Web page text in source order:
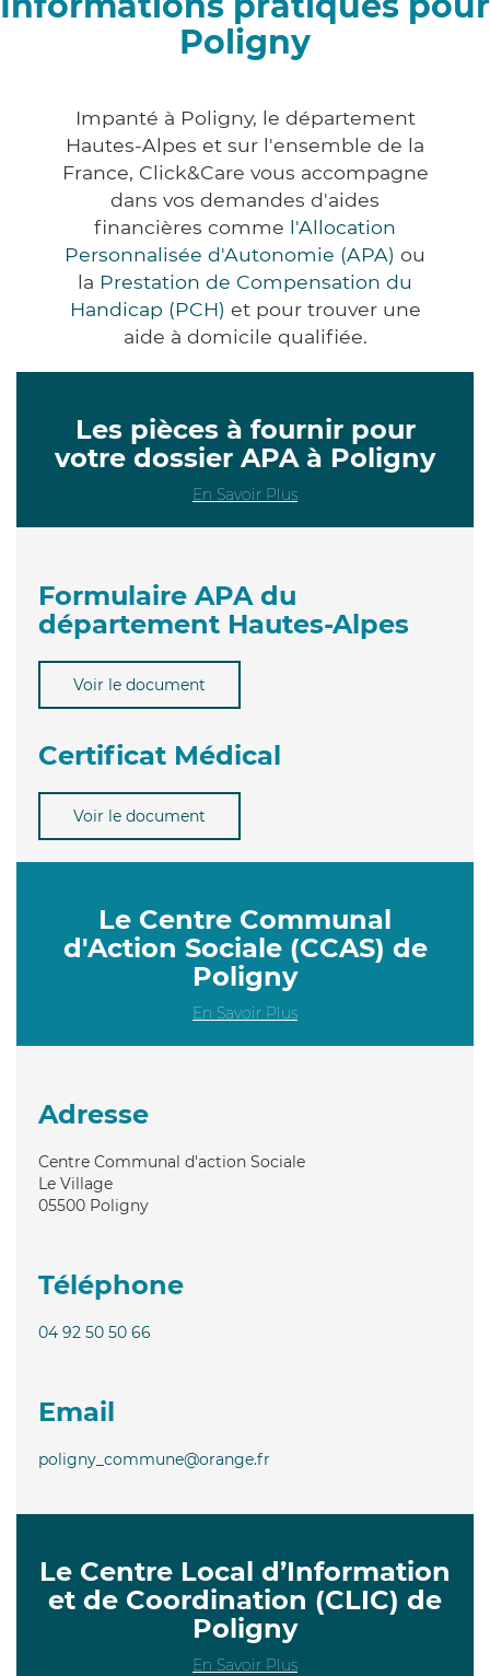
Poligny
Impanté à Poligny, le département
Hautes-Alpes et sur l'ensemble de la
France, Click&Care vous accompagne
dans vos demandes d'aides
financières comme l'Allocation
Personnalisée d'Autonomie (APA) ou
la Prestation de Compensation du
Handicap (PCH) et pour trouver une
aide à domicile qualifiée.
Les pièces à fournir pour
votre dossier APA à Poligny
En Savoir Plus
Formulaire APA du
département Hautes-Alpes
Voir le document
Certificat Médical
Voir le document
Le Centre Communal
d'Action Sociale (CCAS) de
Poligny
En Savoir Plus
Adresse
Centre Communal d'action Sociale
Le Village
05500 Poligny
Téléphone
04 92 50 50 66
Email
poligny_commune@orange.fr
Le Centre Local d’Information
et de Coordination (CLIC) de
Poligny
En Savoir Plus